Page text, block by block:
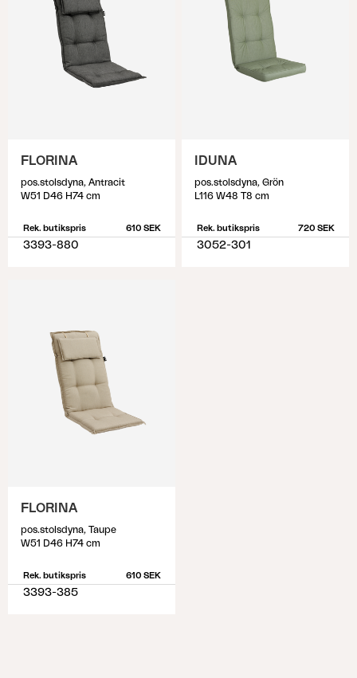
FLORINA
pos.stolsdyna, Antracit
W51 D46 H74 cm
Rek. butikspris 610 SEK
3393-880
IDUNA
pos.stolsdyna, Grön
L116 W48 T8 cm
Rek. butikspris 720 SEK
3052-301
FLORINA
pos.stolsdyna, Taupe
W51 D46 H74 cm
Rek. butikspris 610 SEK
3393-385